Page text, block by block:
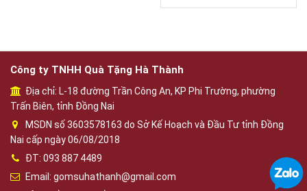
Công ty TNHH Quà Tặng Hà Thành
Địa chỉ: L-18 đường Trần Công An, KP Phi Trường, phường
Trấn Biên, tỉnh Đồng Nai
MSDN số 3603578163 do Sở Kế Hoạch và Đầu Tư tỉnh Đồng
Nai cấp ngày 06/08/2018
ĐT: 093 887 4489
Email: gomsuhathanh@gmail.com